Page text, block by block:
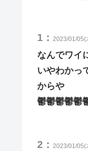
1： 2023/01/05(
なんでワイ
いやわかっ
からや
鬱鬱鬱鬱鬱
2： 2023/01/05(